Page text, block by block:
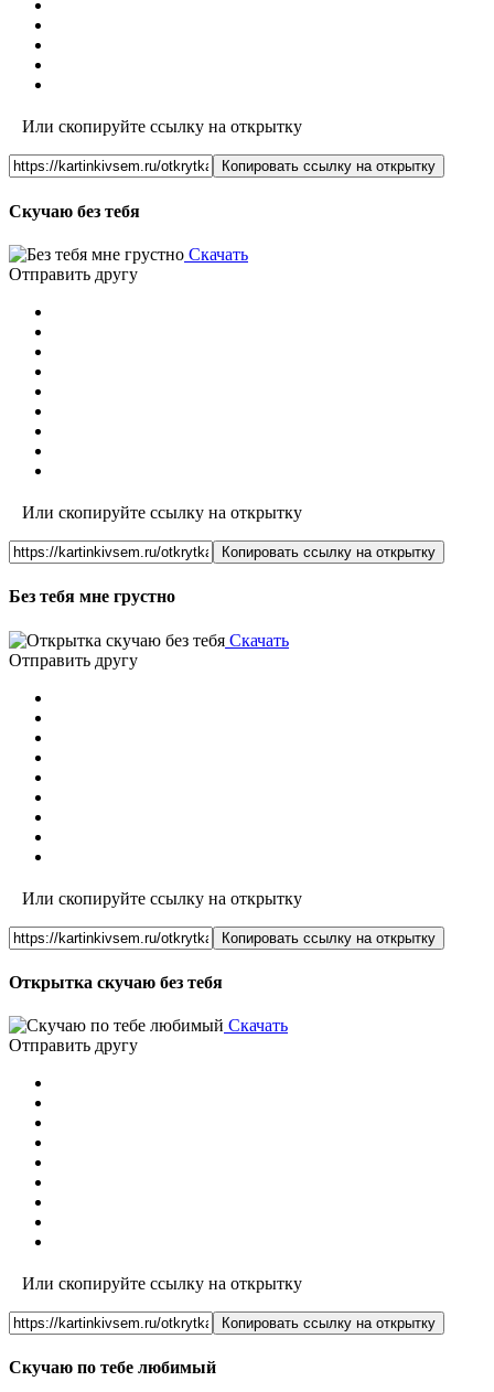
Или скопируйте ссылку на открытку
Копировать ссылку на открытку
Скучаю без тебя
Скачать
Отправить другу
Или скопируйте ссылку на открытку
Копировать ссылку на открытку
Без тебя мне грустно
Скачать
Отправить другу
Или скопируйте ссылку на открытку
Копировать ссылку на открытку
Открытка скучаю без тебя
Скачать
Отправить другу
Или скопируйте ссылку на открытку
Копировать ссылку на открытку
Скучаю по тебе любимый